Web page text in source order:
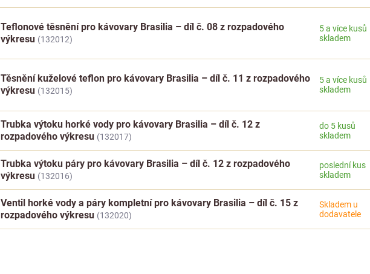
Teflonové těsnění pro kávovary Brasilia – díl č. 08 z rozpadového
výkresu (132012)
5 a více kusů
skladem
Těsnění kuželové teflon pro kávovary Brasilia – díl č. 11 z rozpadového
výkresu (132015)
5 a více kusů
skladem
Trubka výtoku horké vody pro kávovary Brasilia – díl č. 12 z
rozpadového výkresu (132017)
do 5 kusů
skladem
Trubka výtoku páry pro kávovary Brasilia – díl č. 12 z rozpadového
výkresu (132016)
poslední kus
skladem
Ventil horké vody a páry kompletní pro kávovary Brasilia – díl č. 15 z
rozpadového výkresu (132020)
Skladem u
dodavatele